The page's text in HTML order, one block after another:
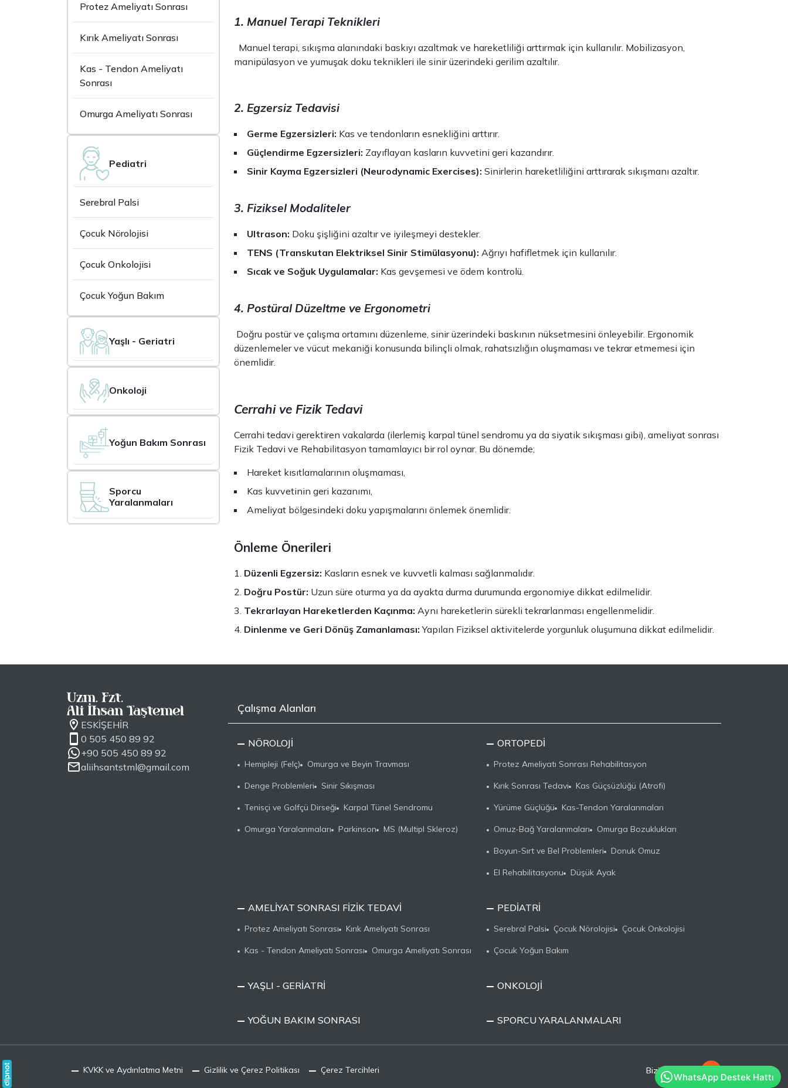
Protez Ameliyatı Sonrası
Kırık Ameliyatı Sonrası
Kas - Tendon Ameliyatı
Sonrası
Omurga Ameliyatı Sonrası
Pediatri
Serebral Palsi
Çocuk Nörolojisi
Çocuk Onkolojisi
Çocuk Yoğun Bakım
Yaşlı - Geriatri
Onkoloji
Yoğun Bakım Sonrası
Sporcu
Yaralanmaları
1. Manuel Terapi Teknikleri
Manuel terapi, sıkışma alanındaki baskıyı azaltmak ve hareketliliği arttırmak için kullanılır. Mobilizasyon,
manipülasyon ve yumuşak doku teknikleri ile sinir üzerindeki gerilim azaltılır.
2. Egzersiz Tedavisi
Germe Egzersizleri: Kas ve tendonların esnekliğini arttırır.
Güçlendirme Egzersizleri: Zayıflayan kasların kuvvetini geri kazandırır.
Sinir Kayma Egzersizleri (Neurodynamic Exercises): Sinirlerin hareketliliğini arttırarak sıkışmanı azaltır.
3. Fiziksel Modaliteler
Ultrason: Doku şişliğini azaltır ve iyileşmeyi destekler.
TENS (Transkutan Elektriksel Sinir Stimülasyonu): Ağrıyı hafifletmek için kullanılır.
Sıcak ve Soğuk Uygulamalar: Kas gevşemesi ve ödem kontrolü.
4. Postüral Düzeltme ve Ergonometri
Doğru postür ve çalışma ortamını düzenleme, sinir üzerindeki baskının nüksetmesini önleyebilir. Ergonomik
düzenlemeler ve vücut mekaniği konusunda bilinçli olmak, rahatsızlığın oluşmaması ve tekrar etmemesi için
önemlidir.
Cerrahi ve Fizik Tedavi
Cerrahi tedavi gerektiren vakalarda (ilerlemiş karpal tünel sendromu ya da siyatik sıkışması gibi), ameliyat sonrası
Fizik Tedavi ve Rehabilitasyon tamamlayıcı bir rol oynar. Bu dönemde;
Hareket kısıtlamalarının oluşmaması,
Kas kuvvetinin geri kazanımı,
Ameliyat bölgesindeki doku yapışmalarını önlemek önemlidir.
Önleme Önerileri
Düzenli Egzersiz: Kasların esnek ve kuvvetli kalması sağlanmalıdır.
Doğru Postür: Uzun süre oturma ya da ayakta durma durumunda ergonomiye dikkat edilmelidir.
Tekrarlayan Hareketlerden Kaçınma: Aynı hareketlerin sürekli tekrarlanması engellenmelidir.
Dinlenme ve Geri Dönüş Zamanlaması: Yapılan Fiziksel aktivitelerde yorgunluk oluşumuna dikkat edilmelidir.
ESKİŞEHİR
0 505 450 89 92
+90 505 450 89 92
aliihsantstml@gmail.com
Çalışma Alanları
NÖROLOJI
Hemipleji (Felç) Omurga ve Beyin Travması
Denge Problemleri Sinir Sıkışması
Tenisçi ve Golfçü Dirseği Karpal Tünel Sendromu
Omurga Yaralanmaları Parkinson MS (Multipl Skleroz)
ORTOPEDI
Protez Ameliyatı Sonrası Rehabilitasyon
Kırık Sonrası Tedavi Kas Güçsüzlüğü (Atrofi)
Yürüme Güçlüğü Kas-Tendon Yaralanmaları
Omuz-Bağ Yaralanmaları Omurga Bozuklukları
Boyun-Sırt ve Bel Problemleri Donuk Omuz
El Rehabilitasyonu Düşük Ayak
AMELIYAT SONRASI FIZIK TEDAVI
Protez Ameliyatı Sonrası Kırık Ameliyatı Sonrası
Kas - Tendon Ameliyatı Sonrası Omurga Ameliyatı Sonrası
PEDIATRI
Serebral Palsi Çocuk Nörolojisi Çocuk Onkolojisi
Çocuk Yoğun Bakım
YAŞLI - GERIATRI ONKOLOJI
YOĞUN BAKIM SONRASI SPORCU YARALANMALARI
KVKK ve Aydınlatma Metni Gizlilik ve Çerez Politikası Çerez Tercihleri Bizi Takip Edin
WhatsApp Destek Hattı